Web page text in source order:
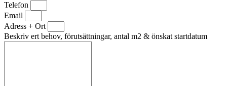
Telefon
Email
Adress + Ort
Beskriv ert behov, förutsättningar, antal m2 & önskat startdatum